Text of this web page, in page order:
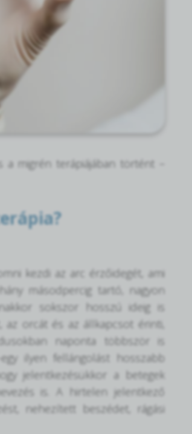
migrén terápiájában történt –
kezdi az arc érzőidegét, ami
másodpercig tartó, nagyon
sokszor hosszú ideig is
orcát és az állkapcsot érinti,
naponta többször is
ilyen fellángolást hosszabb
jelentkezésükkor a betegek
is. A hirtelen jelentkező
nehezített beszédet, rágási